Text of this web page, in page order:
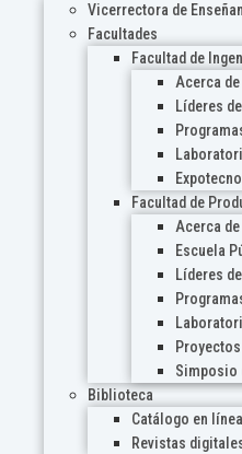
Vicerrectora de
Facultades
Facultad de
Acerca
Líderes
Facultad de
Acerca
Escuela
Líderes
Simposio
Biblioteca
Catálogo en línea
Revistas